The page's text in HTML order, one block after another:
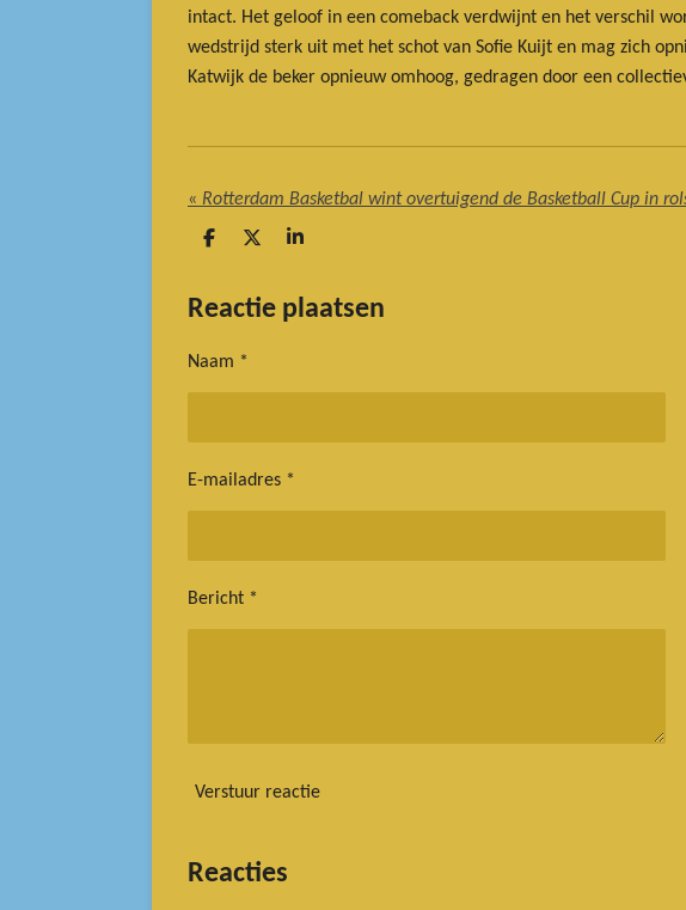
intact. Het geloof in een comeback verdwijnt en het verschil
wedstrijd sterk uit met het schot van Sofie Kuijt en mag zich
Katwijk de beker opnieuw omhoog, gedragen door een
«
D
e
n
D
l
S
r
e
Reactie plaatsen
Naam *
E-mailadres *
Bericht *
Verstuur reactie
Reacties